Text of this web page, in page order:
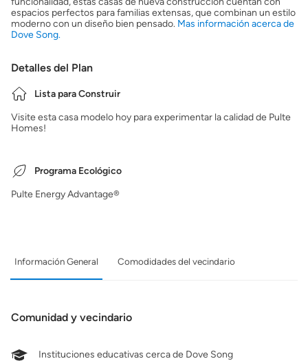
espacios perfectos para familias extensas, que combinan un estilo
moderno con un diseño bien pensado. Mas información acerca de
Dove Song.
Detalles del Plan
Lista para Construir
Visite esta casa modelo hoy para experimentar la calidad de Pulte
Homes!
Programa Ecológico
Pulte Energy Advantage®
Información General Comodidades del vecindario
Comunidad y vecindario
Instituciones educativas cerca de Dove Song